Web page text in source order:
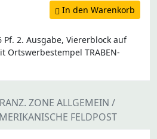
In den Warenkorb
Pf. 2. Ausgabe, Viererblock auf
Ortswerbestempel TRABEN-
ZONE ALLGEMEIN /
FELDPOST